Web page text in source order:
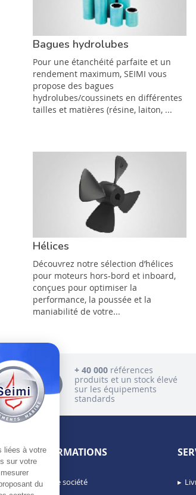
Bagues hydrolubes
Pour une étanchéité parfaite et un
rendement maximum, SEIMI vous
propose des bagues
hydrolubes/coussinets en différentes
tailles et matières (résine, laiton, ...
Hélices
Découvrez notre sélection d’hélices
pour moteurs hors-bord et inboard,
conçues pour optimiser la
performance, la poussée et la
maniabilité de votre...
+ 40 000 références
produits et un stock élevé
sur les équipements
standards
INFORMATIONS
Notre société
liées à votre
sur votre
du